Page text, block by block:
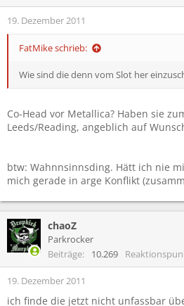
19. Dezember 2011
FatMike schrieb:
Wie sind die denn vom Slot her
Co-Head vor Metallica? Haben sie
Leeds/Reading, angeblich auf
btw: Wahnnsinnsding. Hätt ich nie
mich gerade in arge Konflikt
chaoZ
Parkrocker
Beiträge
10.269
19. Dezember 2011
ich finde die jetzt nicht unfassbar